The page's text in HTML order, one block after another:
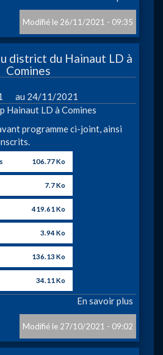
sprint»
26/11/2021 - 09:35
district du Hainaut LD à
Comines
à
24/11/2021
Hainaut LD à Comines
programme ci-joint, ainsi
106.77 Ko
7.7 Ko
419.61 Ko
3.94 Ko
136.13 Ko
34.11 Ko
En savoir plus
district
27/10/2021 - 09:02